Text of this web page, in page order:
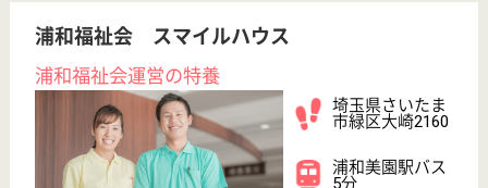
転職ノウハウ
初めての介護転職
介護転職お悩み相談室
介護業界給与データ